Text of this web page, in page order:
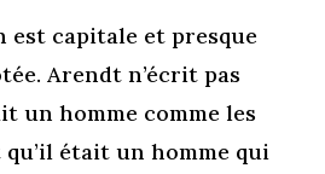
capitale et presque
Arendt n’écrit pas
un homme comme les
était un homme qui